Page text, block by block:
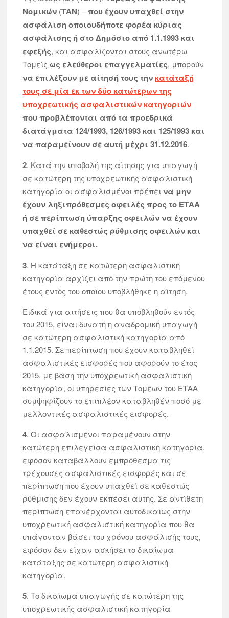
Νομικών (ΤΑΝ) –που έχουν υπαχθεί στην
ασφάλιση οποιουδήποτε φορέα κύριας
ασφάλισης ή στο Δημόσιο από 1.1.1993 και
εφεξής, και ασφαλίζονται στους ανωτέρω
Τομείς ως ελεύθεροι επαγγελματίες, μπορούν
να επιλέξουν με αίτησή τους τηνκατάταξή
τους σε μία εκ των δύο κατώτερων της
υποχρεωτικής ασφαλιστικών κατηγοριών
που προβλέπονται από τα προεδρικά
διατάγματα 124/1993, 126/1993 και 125/1993 και
να παραμείνουν σε αυτή μέχρι 31.12.2016.
2. Κατά την υποβολή της αίτησης για υπαγωγή
σε κατώτερη της υποχρεωτικής ασφαλιστική
κατηγορία οι ασφαλισμένοι πρέπεινα μην
έχουν ληξιπρόθεσμες οφειλές προς το ΕΤΑΑ
ή σε περίπτωση ύπαρξης οφειλών να έχουν
υπαχθεί σε καθεστώς ρύθμισης οφειλών και
να είναι ενήμεροι.
3. Η κατάταξη σε κατώτερη ασφαλιστική
κατηγορία αρχίζει από την πρώτη του επόμενου
έτους εντός του οποίου υποβλήθηκε η αίτηση.
Ειδικά για αιτήσεις που θα υποβληθούν εντός
του 2015, είναι δυνατή η αναδρομική υπαγωγή
σε κατώτερη ασφαλιστική κατηγορία από
1.1.2015. Σε περίπτωση που έχουν καταβληθεί
ασφαλιστικές εισφορές που αφορούν το έτος
2015, με βάση την υποχρεωτική ασφαλιστική
κατηγορία, οι υπηρεσίες των Τομέων του ΕΤΑΑ
συμψηφίζουν το επιπλέον καταβληθέν ποσό με
μελλοντικές ασφαλιστικές εισφορές.
4. Οι ασφαλισμένοι παραμένουν στην
κατώτερη επιλεγείσα ασφαλιστική κατηγορία,
εφόσον καταβάλλουν εμπρόθεσμα τις
τρέχουσες ασφαλιστικές εισφορές και σε
περίπτωση που έχουν υπαχθεί σε καθεστώς
ρύθμισης δεν έχουν εκπέσει αυτής. Σε αντίθετη
περίπτωση επανέρχονται αυτοδικαίως στην
υποχρεωτική ασφαλιστική κατηγορία που θα
υπάγονταν βάσει του χρόνου ασφάλισής τους,
εφόσον δεν είχαν ασκήσει το δικαίωμα
κατάταξης σε κατώτερη ασφαλιστική
κατηγορία.
5. Το δικαίωμα υπαγωγής σε κατώτερη της
υποχρεωτικής ασφαλιστική κατηγορία